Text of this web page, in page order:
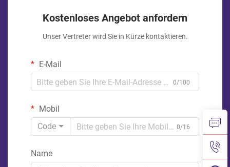
Kostenloses Angebot anfordern
Unser Vertreter wird Sie in Kürze kontaktieren.
E-Mail
0/100
Mobil
Code
0/16
Name